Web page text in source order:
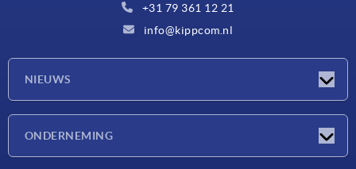
+31 79 361 12 21
info@kippcom.nl
NIEUWS
ONDERNEMING